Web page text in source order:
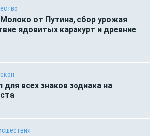
Молоко от Путина, сбор урожая
ядовитых каракурт и древние
для всех знаков зодиака на